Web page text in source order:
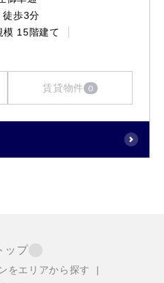
徒歩3分
模 15階建て
賃貸物件 0
ップ
をエリアから探す